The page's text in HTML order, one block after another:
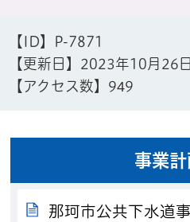
【ID】
P-7871
【更新日】 2023年10月26日
【アクセス数】 949
事業
那珂市公共下水道